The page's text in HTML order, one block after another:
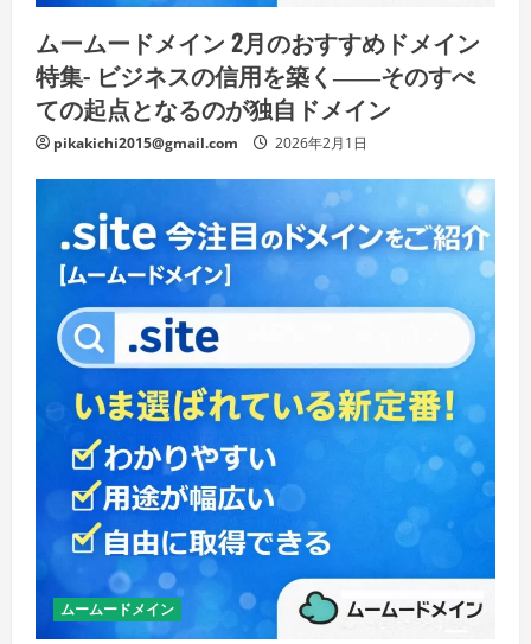
ムームードメイン 2月のおすすめドメイン
特集- ビジネスの信用を築く――そのすべ
ての起点となるのが独自ドメイン
pikakichi2015@gmail.com 2026年2月1日
ムームードメイン